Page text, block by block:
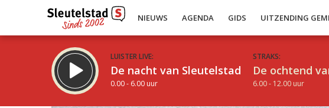
NIEUWS AGENDA GIDS UITZENDING
LUISTER LIVE:
De nacht van Sleutelstad
0.00 - 6.00 uur
STRAKS:
De ochtend
6.00 - 12.00 uur